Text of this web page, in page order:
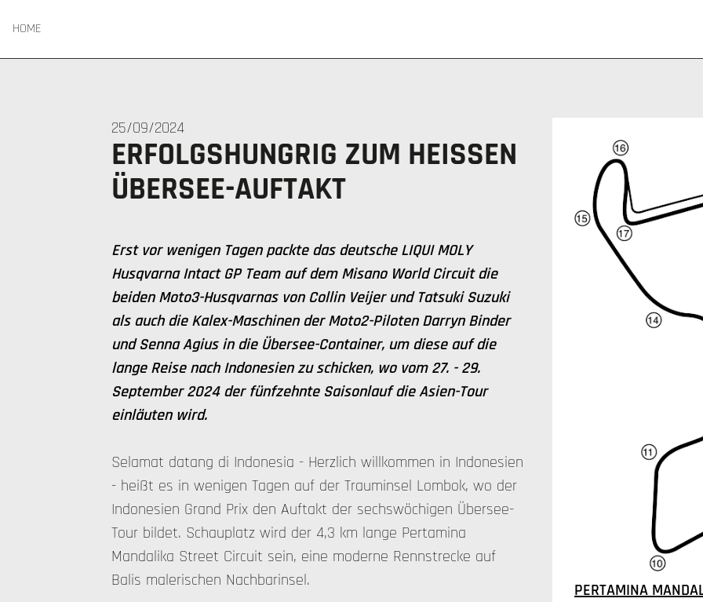
HOME
25/09/2024
ERFOLGSHUNGRIG ZUM HEISSEN Ü
BERSEE-AUFTAKT
Erst vor wenigen Tagen packte das deutsche LIQUI MOLY
Husqvarna Intact GP Team auf dem Misano World Circuit die
beiden Moto3-Husqvarnas von Collin Veijer und Tatsuki Suzuki
als auch die Kalex-Maschinen der Moto2-Piloten Darryn Binder
und Senna Agius in die Übersee-Container, um diese auf die
lange Reise nach Indonesien zu schicken, wo vom 27. - 29.
September 2024 der fünfzehnte Saisonlauf die Asien-Tour
einläuten wird.
Selamat datang di Indonesia - Herzlich willkommen in Indonesien
- heißt es in wenigen Tagen auf der Trauminsel Lombok, wo der
Indonesien Grand Prix den Auftakt der sechswöchigen Übersee-
Tour bildet. Schauplatz wird der 4,3 km lange Pertamina
Mandalika Street Circuit sein, eine moderne Rennstrecke auf
Balis malerischen Nachbarinsel.
PERTAMINA